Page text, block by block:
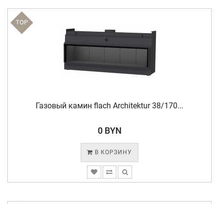
TOP
Газовый камин flach Architektur 38/170...
0 BYN
В КОРЗИНУ